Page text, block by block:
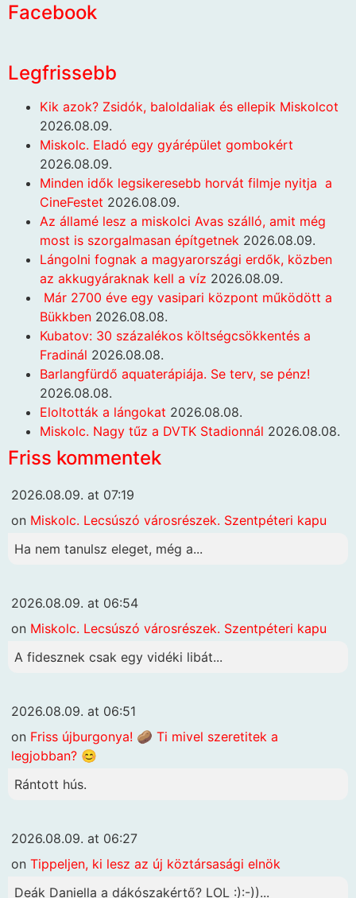
Facebook
Legfrissebb
Kik azok? Zsidók, baloldaliak és ellepik Miskolcot
2026.08.09.
Miskolc. Eladó egy gyárépület gombokért
2026.08.09.
Minden idők legsikeresebb horvát filmje nyitja a
CineFestet 2026.08.09.
Az államé lesz a miskolci Avas szálló, amit még
most is szorgalmasan építgetnek 2026.08.09.
Lángolni fognak a magyarországi erdők, közben
az akkugyáraknak kell a víz 2026.08.09.
Már 2700 éve egy vasipari központ működött a
Bükkben 2026.08.08.
Kubatov: 30 százalékos költségcsökkentés a
Fradinál 2026.08.08.
Barlangfürdő aquaterápiája. Se terv, se pénz!
2026.08.08.
Eloltották a lángokat 2026.08.08.
Miskolc. Nagy tűz a DVTK Stadionnál 2026.08.08.
Friss kommentek
2026.08.09. at 07:19
on Miskolc. Lecsúszó városrészek. Szentpéteri kapu
Ha nem tanulsz eleget, még a...
2026.08.09. at 06:54
on Miskolc. Lecsúszó városrészek. Szentpéteri kapu
A fidesznek csak egy vidéki libát...
2026.08.09. at 06:51
on Friss újburgonya! 🥔 Ti mivel szeretitek a
legjobban? 😊
Rántott hús.
2026.08.09. at 06:27
on Tippeljen, ki lesz az új köztársasági elnök
Deák Daniella a dákószakértő? LOL :):-))...